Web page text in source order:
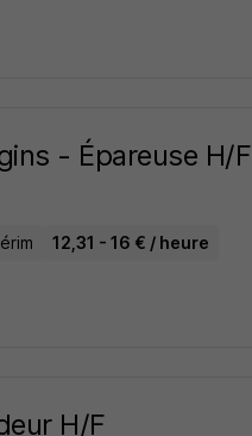
- Épareuse H/F
12,31 - 16 € / heure
H/F